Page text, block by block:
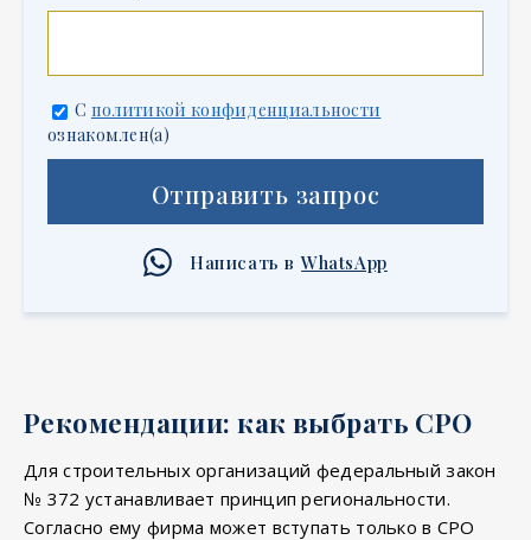
С политикой конфиденциальности
ознакомлен(а)
Отправить запрос
Написать в WhatsApp
Рекомендации: как выбрать СРО
Для строительных организаций федеральный закон
№ 372 устанавливает принцип региональности.
Согласно ему фирма может вступать только в СРО